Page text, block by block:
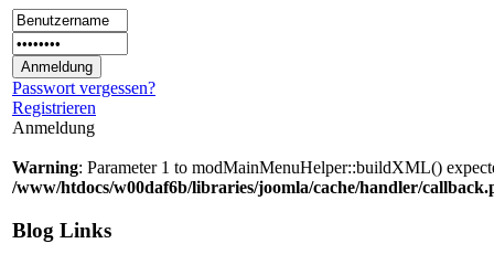
Passwort vergessen?
Registrieren
Anmeldung
Warning: Parameter 1 to modMainMenuHelper::buildXML()
/www/htdocs/w00daf6b/libraries/joomla/cache/handler/
Blog Links